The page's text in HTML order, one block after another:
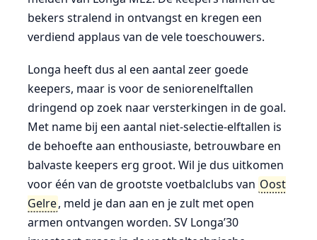
bekers stralend in ontvangst en kregen een
verdiend applaus van de vele toeschouwers.
Longa heeft dus al een aantal zeer goede
keepers, maar is voor de seniorenelftallen
dringend op zoek naar versterkingen in de goal.
Met name bij een aantal niet-selectie-elftallen is
de behoefte aan enthousiaste, betrouwbare en
balvaste keepers erg groot. Wil je dus uitkomen
voor één van de grootste voetbalclubs van Oost
Gelre, meld je dan aan en je zult met open
armen ontvangen worden. SV Longa’30